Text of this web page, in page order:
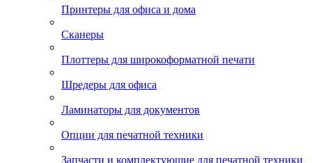
Принтеры для офиса и дома
Сканеры
Плоттеры для широкоформатной печати
Шредеры для офиса
Ламинаторы для документов
Опции для печатной техники
Запчасти и комплектующие для печатной техники